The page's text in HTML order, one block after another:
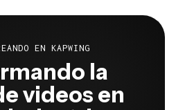
EN KAPWING
la
videos en